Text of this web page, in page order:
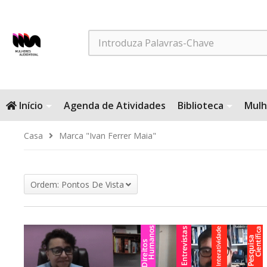
Search
Início Agenda de Atividades Biblioteca
Casa Marca "Ivan Ferrer Maia"
Ordem: Pontos De Vista